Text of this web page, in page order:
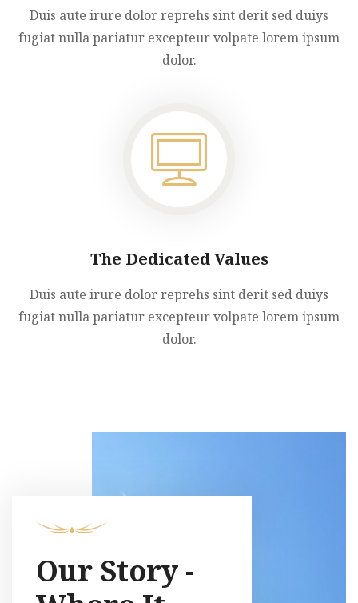
Duis aute irure dolor reprehs sint derit sed duiys
fugiat nulla pariatur excepteur volpate lorem ipsum
dolor.
The Dedicated Values
Duis aute irure dolor reprehs sint derit sed duiys
fugiat nulla pariatur excepteur volpate lorem ipsum
dolor.
Our Story -